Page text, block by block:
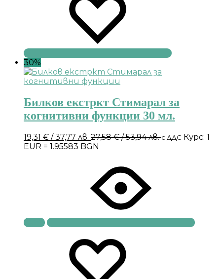
30%
Билков екстркт Стимарал за
когнитивни функции 30 мл.
19,31 € / 37,77 лв. 27,58€/ 53,94 лв.с ДДС Курс: 1
EUR = 1.95583 BGN
Купи